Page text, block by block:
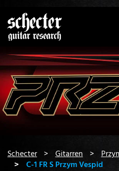
Zeige besser
Diese Meldung
Schecter Gitarren
C-1 FR S Przym Vespid